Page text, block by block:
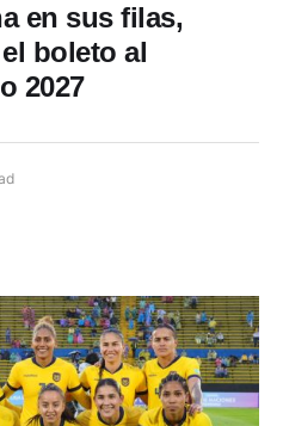
en sus filas,
boleto al
2027